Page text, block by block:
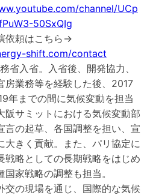
channel/UCp
50SxQIg
依頼はこちら→
shift.com/contact
省入省。入省後、開発協力、
房業務等を経験した後、2017
年までの間に気候変動を担当
阪サミットにおける気候変動部
言の起草、各国調整を担い、宣
大きく貢献。また、パリ協定に
戦略としての長期戦略をはじめ
国家戦略の調整も担当。
交の現場を通じ、国際的な気候